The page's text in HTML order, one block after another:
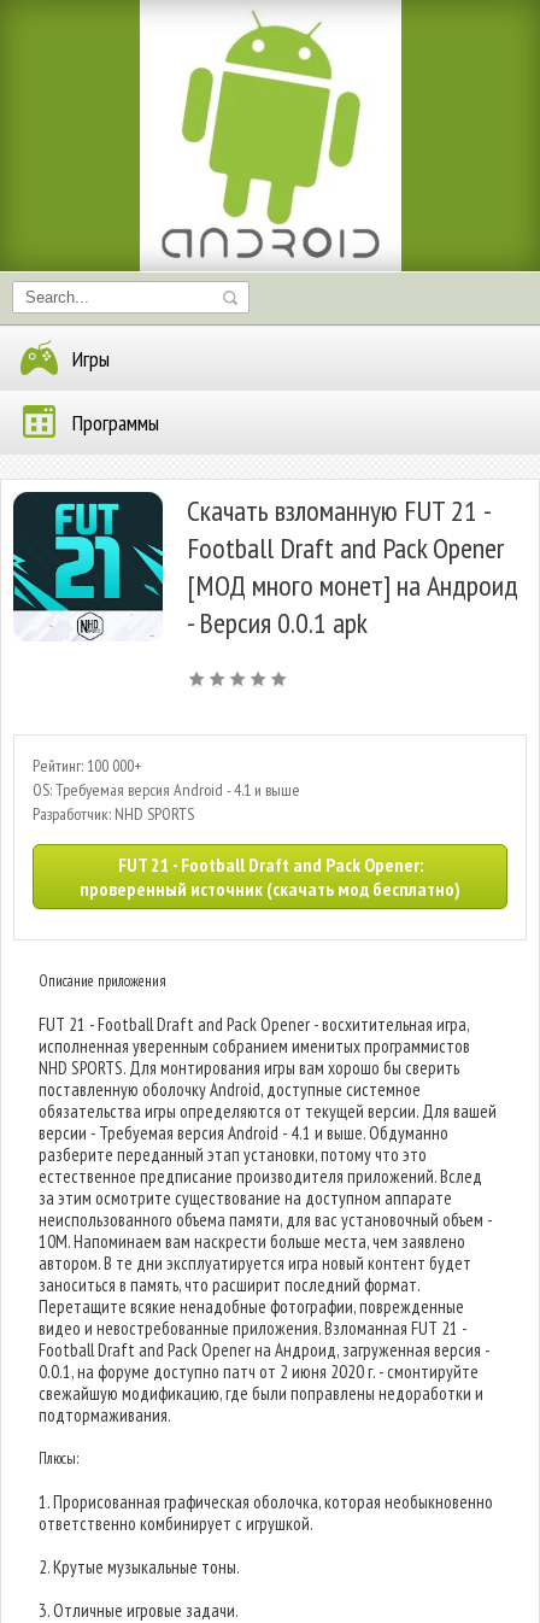
Игры
Программы
Скачать взломанную FUT 21 -
Football Draft and Pack Opener
[МОД много монет] на Андроид
- Версия 0.0.1 apk
Рейтинг: 100 000+
OS: Требуемая версия Android - 4.1 и выше
Разработчик: NHD SPORTS
FUT 21 - Football Draft and Pack Opener:
проверенный источник (скачать мод бесплатно)
Описание приложения
FUT 21 - Football Draft and Pack Opener - восхитительная игра,
исполненная уверенным собранием именитых программистов
NHD SPORTS. Для монтирования игры вам хорошо бы сверить
поставленную оболочку Android, доступные системное
обязательства игры определяются от текущей версии. Для вашей
версии - Требуемая версия Android - 4.1 и выше. Обдуманно
разберите переданный этап установки, потому что это
естественное предписание производителя приложений. Вслед
за этим осмотрите существование на доступном аппарате
неиспользованного объема памяти, для вас установочный объем -
10M. Напоминаем вам наскрести больше места, чем заявлено
автором. В те дни эксплуатируется игра новый контент будет
заноситься в память, что расширит последний формат.
Перетащите всякие ненадобные фотографии, поврежденные
видео и невостребованные приложения. Взломанная FUT 21 -
Football Draft and Pack Opener на Андроид, загруженная версия -
0.0.1, на форуме доступно патч от 2 июня 2020 г. - смонтируйте
свежайшую модификацию, где были поправлены недоработки и
подтормаживания.
Плюсы:
1. Прорисованная графическая оболочка, которая необыкновенно
ответственно комбинирует с игрушкой.
2. Крутые музыкальные тоны.
3. Отличные игровые задачи.